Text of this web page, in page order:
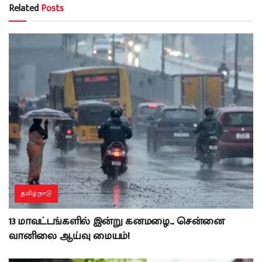
RelatedPosts
தமிழ்நாடு
13 மாவட்டங்களில் இன்று கனமழை… சென்னை
வானிலை ஆய்வு மையம்!